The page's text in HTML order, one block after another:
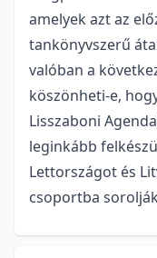
amelyek azt az
tankönyvszerű
valóban a
köszönheti-e,
Lisszaboni
leginkább
Lettországot és
csoportba